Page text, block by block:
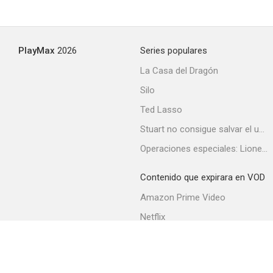
PlayMax 2026
Series populares
La Casa del Dragón
Silo
Ted Lasso
Stuart no consigue salvar el universo
Operaciones especiales: Lioness
Contenido que expirara en VOD
Amazon Prime Video
Netflix